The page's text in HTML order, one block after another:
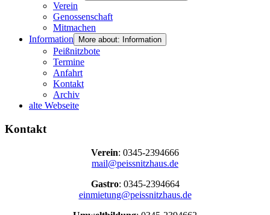
Verein
Genossenschaft
Mitmachen
Information
More about: Information
Peißnitzbote
Termine
Anfahrt
Kontakt
Archiv
alte Webseite
Kontakt
Verein: 0345-2394666
mail@peissnitzhaus.de
Gastro: 0345-2394664
einmietung@peissnitzhaus.de